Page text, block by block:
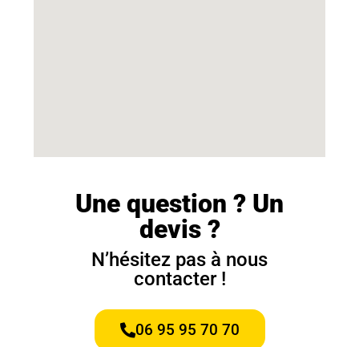
Une question ? Un
devis ?
N’hésitez pas à nous
contacter !
06 95 95 70 70